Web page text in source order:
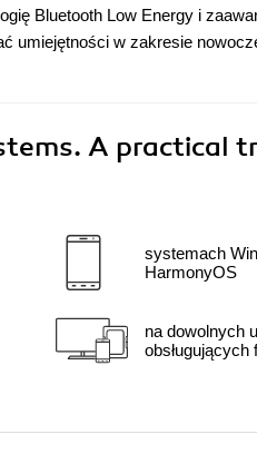
Bluetooth Low Energy i
umiejętności w zakresie
A practical
systemach
HarmonyOS
na dowolnych